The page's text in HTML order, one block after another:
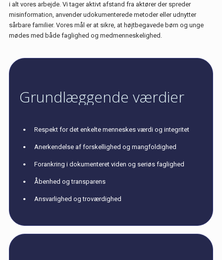
i alt vores arbejde. Vi tager aktivt afstand fra aktører der spreder
misinformation, anvender udokumenterede metoder eller udnytter
sårbare familier. Vores mål er at sikre, at højtbegavede børn og unge
mødes med både faglighed og medmenneskelighed.
Grundlæggende værdier
Respekt for det enkelte menneskes værdi og integritet
Anerkendelse af forskellighed og mangfoldighed
Forankring i dokumenteret viden og seriøs faglighed
Åbenhed og transparens
Ansvarlighed og troværdighed